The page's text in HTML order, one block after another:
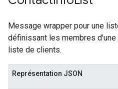
Message wrapper pour une
définissant les membres
liste de clients.
Représentation JSON